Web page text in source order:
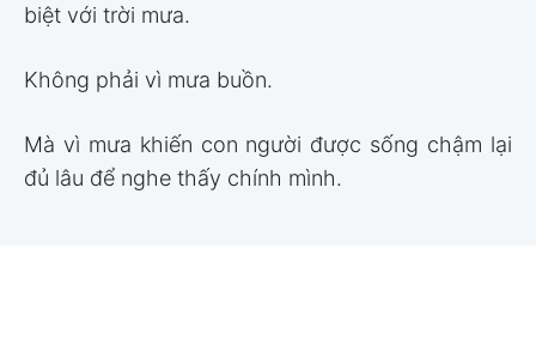
biệt với trời mưa.
Không phải vì mưa buồn.
Mà vì mưa khiến con người được sống chậm lại
đủ lâu để nghe thấy chính mình.